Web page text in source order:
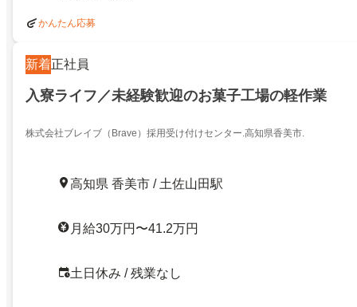
かんたん応募
新着正社員
入寮ライフ／未経験歓迎のお菓子工場の軽作業
株式会社ブレイブ（Brave）採用受け付けセンター.高知県香美市.
高知県 香美市 / 土佐山田駅
月給30万円〜41.2万円
土日休み / 残業なし